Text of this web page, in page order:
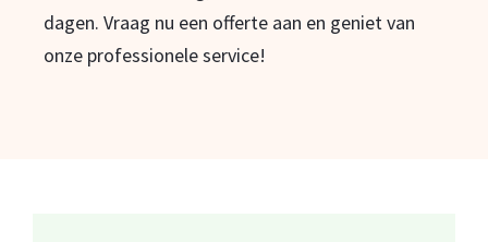
dagen. Vraag nu een offerte aan en geniet van
onze professionele service!